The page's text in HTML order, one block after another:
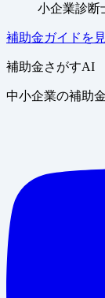
小企業診断
補助金ガイドを
補助金さがすAI
中小企業の補助